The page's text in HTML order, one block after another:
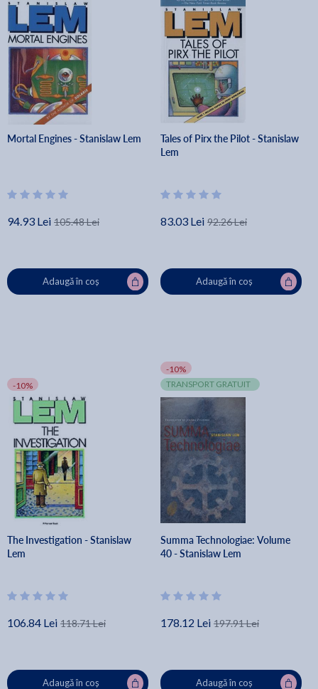
Mortal Engines - Stanislaw Lem
94.93 Lei 105.48 Lei
Adaugă în coș
Tales of Pirx the Pilot - Stanislaw
Lem
83.03 Lei 92.26 Lei
Adaugă în coș
-10%
The Investigation - Stanislaw
Lem
106.84 Lei 118.71 Lei
Adaugă în coș
-10%
TRANSPORT GRATUIT
Summa Technologiae: Volume
40 - Stanislaw Lem
178.12 Lei 197.91 Lei
Adaugă în coș